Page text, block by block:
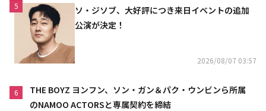
5
ソ・ジソブ、大好評につき来日イベントの追加
公演が決定！
2026/08/07 03:57
6
THE BOYZ ヨンフン、ソン・ガン＆パク・ウンビンら所属
のNAMOO ACTORSと専属契約を締結